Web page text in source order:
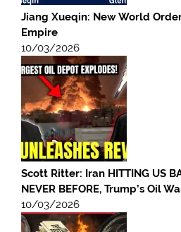
Jiang Xueqin: New World
Empire
10/03/2026
Scott Ritter: Iran HITTING US
NEVER BEFORE, Trump’s Oil
10/03/2026